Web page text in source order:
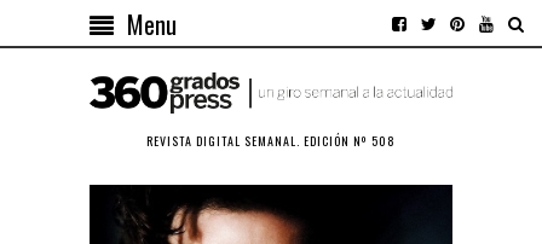
Menu
REVISTA DIGITAL SEMANAL. EDICIÓN Nº 508